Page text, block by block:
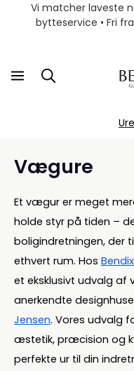
Vi matcher laveste
bytteservice • Fri
Ure
Vægure
Et vægur er meget
holde styr på tiden –
boligindretningen, der
ethvert rum. Hos
et eksklusivt udvalg
anerkendte
Jensen. Vores udvalg
æstetik, præcision og
perfekte ur til din